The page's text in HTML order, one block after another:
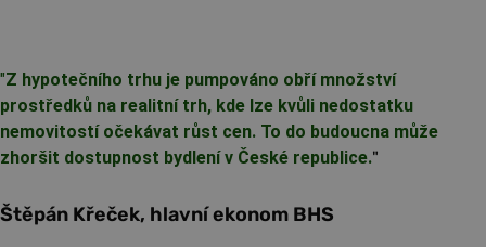
"Z hypotečního trhu je pumpováno obří množství
prostředků na realitní trh, kde lze kvůli nedostatku
nemovitostí očekávat růst cen. To do budoucna může
zhoršit dostupnost bydlení v České republice."
Štěpán Křeček, hlavní ekonom BHS